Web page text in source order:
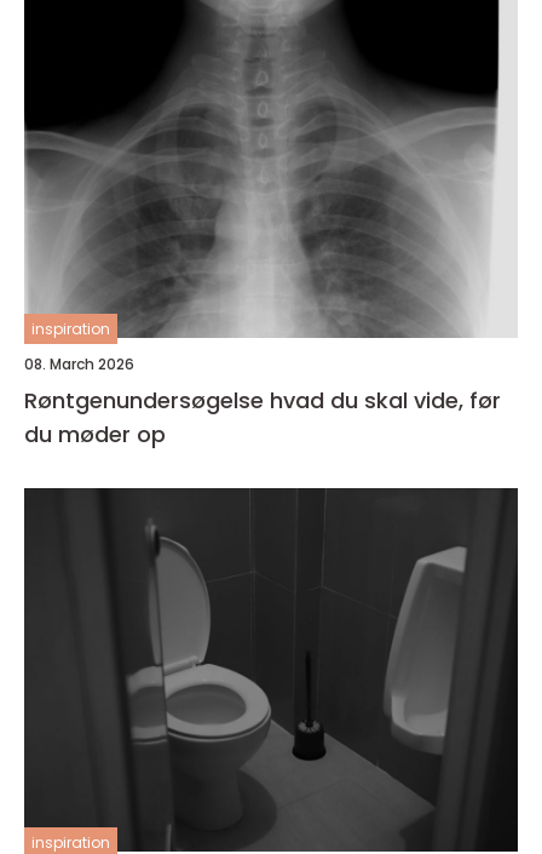
inspiration
08. March 2026
Røntgenundersøgelse hvad du skal vide, før
du møder op
inspiration